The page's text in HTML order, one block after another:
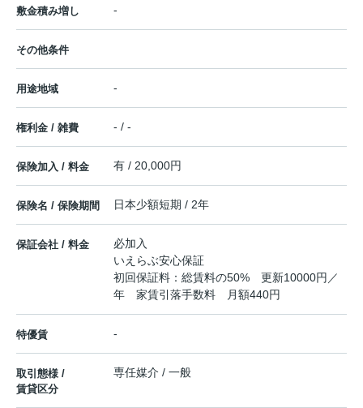
敷金積み増し -
その他条件
用途地域 -
権利金 / 雑費 - / -
保険加入 / 料金 有 / 20,000円
保険名 / 保険期間 日本少額短期 / 2年
保証会社 / 料金
必加入
いえらぶ安心保証
初回保証料：総賃料の50% 更新10000円／
年 家賃引落手数料 月額440円
特優賃 -
取引態様 /
賃貸区分
専任媒介 / 一般